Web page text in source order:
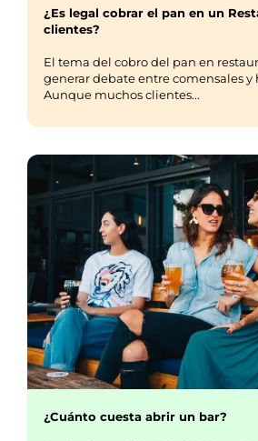
¿Es legal cobrar el pan en un
clientes?
El tema del cobro del pan en
generar debate entre comensales y
Aunque muchos clientes...
¿Cuánto cuesta abrir un bar?